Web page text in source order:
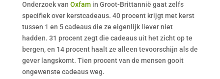
Onderzoek van Oxfam in Groot-Brittannië gaat zelfs
specifiek over kerstcadeaus. 40 procent krijgt met kerst
tussen 1 en 5 cadeaus die ze eigenlijk liever niet
hadden. 31 procent zegt die cadeaus uit het zicht op te
bergen, en 14 procent haalt ze alleen tevoorschijn als de
gever langskomt. Tien procent van de mensen gooit
ongewenste cadeaus weg.